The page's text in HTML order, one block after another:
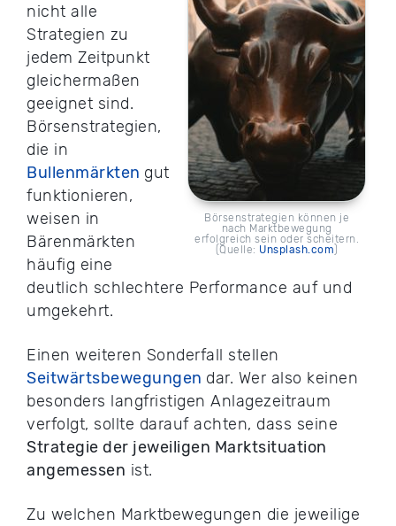
Börsenstrategien können je
nach Marktbewegung
erfolgreich sein oder scheitern.
(Quelle: Unsplash.com)
nicht alle
Strategien zu
jedem Zeitpunkt
gleichermaßen
geeignet sind.
Börsenstrategien,
die in
Bullenmärkten gut
funktionieren,
weisen in
Bärenmärkten
häufig eine
deutlich schlechtere Performance auf und
umgekehrt.
Einen weiteren Sonderfall stellen
Seitwärtsbewegungen dar. Wer also keinen
besonders langfristigen Anlagezeitraum
verfolgt, sollte darauf achten, dass seine
Strategie der jeweiligen Marktsituation
angemessen ist.
Zu welchen Marktbewegungen die jeweilige